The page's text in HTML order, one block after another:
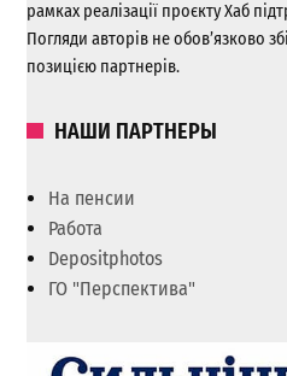
рамках реалізації проєкту Хаб
Погляди авторів не обов’язково
позицією партнерів.
НАШИ ПАРТНЕРЫ
На пенсии
Работа
Depositphotos
ГО "Перспектива"